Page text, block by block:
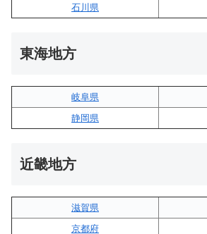
石川県
東海地方
岐阜県
静岡県
近畿地方
滋賀県
京都府